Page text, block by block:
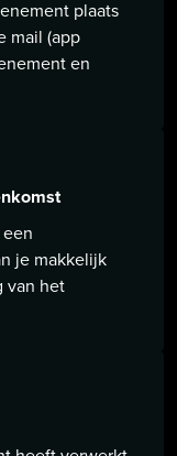
plaats
mail (app
en
je makkelijk
van het